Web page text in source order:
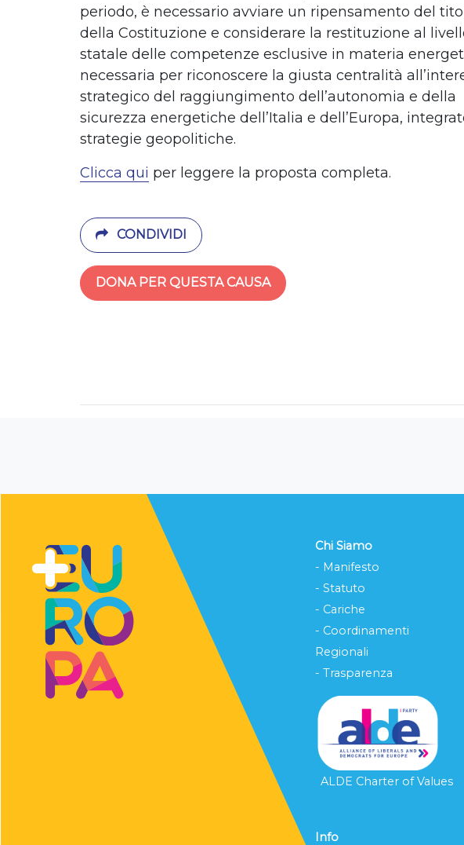
periodo, è necessario avviare un ripensamento del
della Costituzione e considerare la restituzione al
statale delle competenze esclusive in materia
necessaria per riconoscere la giusta centralità
strategico del raggiungimento dell’autonomia e della
sicurezza energetiche dell’Italia e dell’Europa,
strategie geopolitiche.
Clicca qui per leggere la proposta completa.
CONDIVIDI
DONA PER QUESTA CAUSA
Chi Siamo
- Manifesto
- Statuto
- Cariche
- Coordinamenti
Regionali
- Trasparenza
ALDE Charter of Values
Info